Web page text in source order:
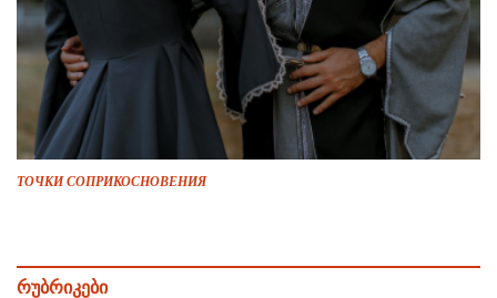
ТОЧКИ СОПРИКОСНОВЕНИЯ
რუბრიკები